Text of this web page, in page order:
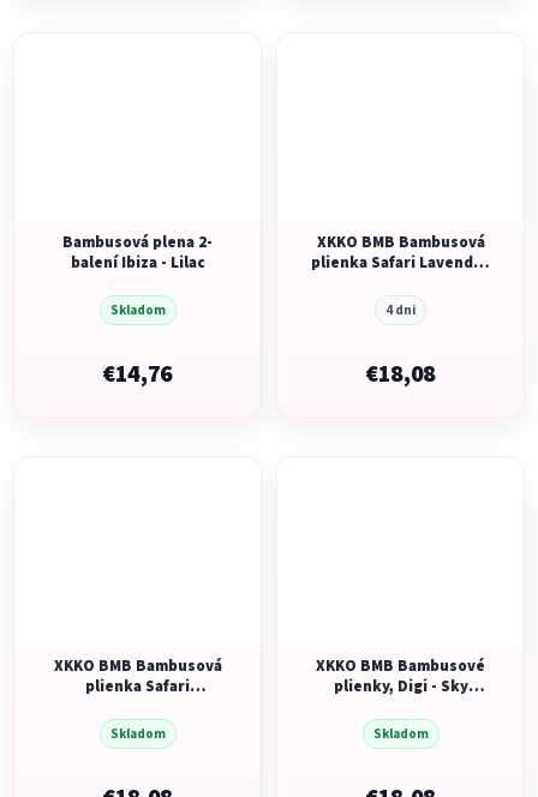
Bambusová plena 2-
balení Ibiza - Lilac
Skladom
€14,76
XKKO BMB Bambusová
plienka Safari Lavender
4 dni
€18,08
XKKO BMB Bambusová
plienka Safari
70x70
Skladom
XKKO BMB Bambusové
plienky, Digi - Sky
Skladom